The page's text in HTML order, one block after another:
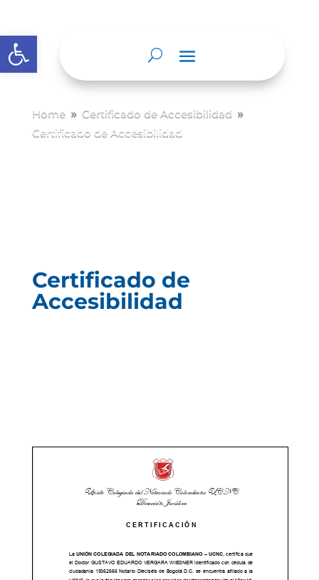
Abrir barra de herramientas
Home 9 Certificado de Accesibilidad 9
Certificado de Accesibilidad
Certificado de
Accesibilidad